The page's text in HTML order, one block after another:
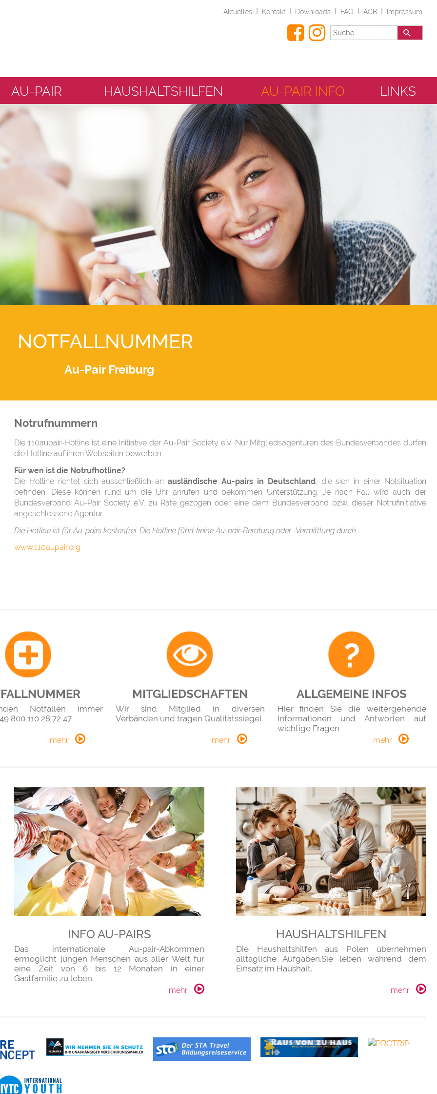
Aktuelles I Kontakt I Downloads I FAQ I AGB I Impressum
AU-PAIR HAUSHALTSHILFEN AU-PAIR INFO LINKS
NEUE FREUNDE FINDEN"
ERFAHRUNGEN SAMMELN"
STÄDTE KENNENLERNEN"
NOTFALLNUMMER
Au-Pair Freiburg
Notrufnummern
Die 110aupair-Hotline ist eine Initiative der Au-Pair Society e.V. Nur Mitgliedsagenturen des Bundesverbandes dürfen
die Hotline auf ihren Webseiten bewerben.
Für wen ist die Notrufhotline?
Die Hotline richtet sich ausschließlich anausländische Au-pairs in Deutschland, die sich in einer Notsituation
befinden. Diese können rund um die Uhr anrufen und bekommen Unterstützung. Je nach Fall wird auch der
Bundesverband Au-Pair Society e.V. zu Rate gezogen oder eine dem Bundesverband bzw. dieser Notrufinitiative
angeschlossene Agentur.
Die Hotline ist für Au-pairs kostenfrei. Die Hotline führt keine Au-pair-Beratung oder -Vermittlung durch.
www.110aupair.org
Notfällen immer
800 110 28 72 47
MITGLIEDSCHAFTEN
Wir sind Mitglied in diversen
Verbänden und tragen Qualitätssiegel
ALLGEMEINE INFOS
Hier finden Sie die weitergehende
Informationen und Antworten auf
wichtige Fragen
INFO AU-PAIRS
Das internationale Au-pair-Abkommen
ermöglicht jungen Menschen aus aller Welt für
eine Zeit von 6 bis 12 Monaten in einer
Gastfamilie zu leben.
HAUSHALTSHILFEN
Die Haushaltshilfen aus Polen übernehmen
alltägliche Aufgaben.Sie leben während dem
Einsatz im Haushalt.